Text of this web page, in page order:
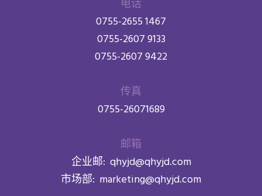
电话
0755-2655 1467
0755-2607 9133
0755-2607 9422
传真
0755-26071689
邮箱
企业邮: qhyjd@qhyjd.com
市场部: marketing@qhyjd.com